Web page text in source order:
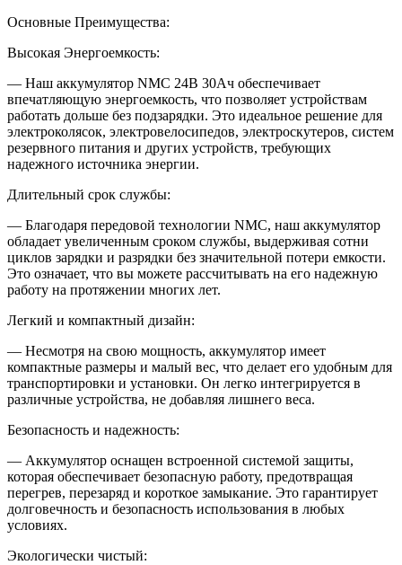
Основные Преимущества:
Высокая Энергоемкость:
— Наш аккумулятор NMC 24В 30Ач обеспечивает
впечатляющую энергоемкость, что позволяет устройствам
работать дольше без подзарядки. Это идеальное решение для
электроколясок, электровелосипедов, электроскутеров, систем
резервного питания и других устройств, требующих
надежного источника энергии.
Длительный срок службы:
— Благодаря передовой технологии NMC, наш аккумулятор
обладает увеличенным сроком службы, выдерживая сотни
циклов зарядки и разрядки без значительной потери емкости.
Это означает, что вы можете рассчитывать на его надежную
работу на протяжении многих лет.
Легкий и компактный дизайн:
— Несмотря на свою мощность, аккумулятор имеет
компактные размеры и малый вес, что делает его удобным для
транспортировки и установки. Он легко интегрируется в
различные устройства, не добавляя лишнего веса.
Безопасность и надежность:
— Аккумулятор оснащен встроенной системой защиты,
которая обеспечивает безопасную работу, предотвращая
перегрев, перезаряд и короткое замыкание. Это гарантирует
долговечность и безопасность использования в любых
условиях.
Экологически чистый: